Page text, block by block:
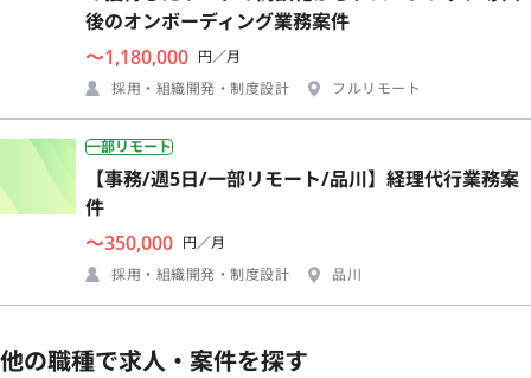
後のオンボーディング業務案件
〜1,180,000 円／月
採用・組織開発・制度設計
フルリモート
一部リモート
【事務/週5日/一部リモート/品川】経理代行業務案
件
〜350,000 円／月
採用・組織開発・制度設計
品川
他の職種で求人・案件を探す